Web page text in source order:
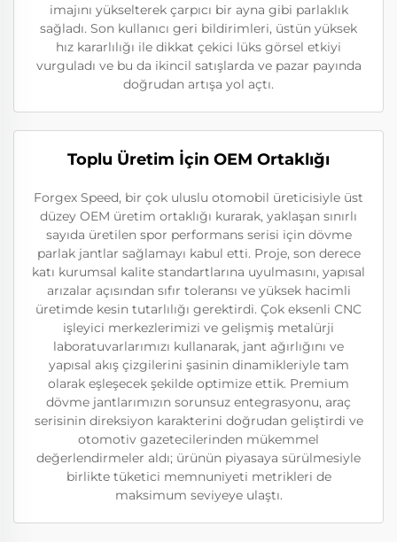
imajını yükselterek çarpıcı bir ayna gibi parlaklık
sağladı. Son kullanıcı geri bildirimleri, üstün yüksek
hız kararlılığı ile dikkat çekici lüks görsel etkiyi
vurguladı ve bu da ikincil satışlarda ve pazar payında
doğrudan artışa yol açtı.
Toplu Üretim İçin OEM Ortaklığı
Forgex Speed, bir çok uluslu otomobil üreticisiyle üst
düzey OEM üretim ortaklığı kurarak, yaklaşan sınırlı
sayıda üretilen spor performans serisi için dövme
parlak jantlar sağlamayı kabul etti. Proje, son derece
katı kurumsal kalite standartlarına uyulmasını, yapısal
arızalar açısından sıfır toleransı ve yüksek hacimli
üretimde kesin tutarlılığı gerektirdi. Çok eksenli CNC
işleyici merkezlerimizi ve gelişmiş metalürji
laboratuvarlarımızı kullanarak, jant ağırlığını ve
yapısal akış çizgilerini şasinin dinamikleriyle tam
olarak eşleşecek şekilde optimize ettik. Premium
dövme jantlarımızın sorunsuz entegrasyonu, araç
serisinin direksiyon karakterini doğrudan geliştirdi ve
otomotiv gazetecilerinden mükemmel
değerlendirmeler aldı; ürünün piyasaya sürülmesiyle
birlikte tüketici memnuniyeti metrikleri de
maksimum seviyeye ulaştı.